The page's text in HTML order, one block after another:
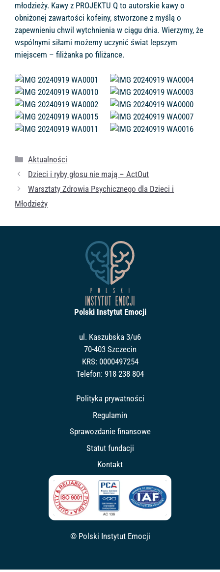
młodzieży. Kawy z PROJEKTU Q to autorskie kawy o
obniżonej zawartości kofeiny, stworzone z myślą o
zapewnieniu chwil wytchnienia w ciągu dnia. Wierzymy, że
wspólnymi siłami możemy uczynić świat lepszym
miejscem – filiżanka po filiżance.
Kategorie
Aktualności
Dzieci i ryby głosu nie mają – ActOut
Warsztaty Zdrowia Psychicznego dla Dzieci i
Młodzieży
Polski Instytut Emocji
ul. Kaszubska 3/u6
70-403 Szczecin
KRS: 0000497254
Telefon: 918 238 804
Polityka prywatności
Regulamin
Sprawozdanie finansowe
Statut fundacji
Kontakt
© Polski Instytut Emocji